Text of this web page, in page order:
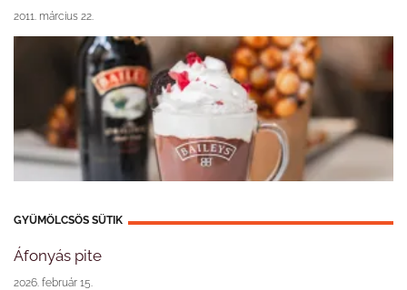
2011. március 22.
GYÜMÖLCSÖS SÜTIK
Áfonyás pite
2026. február 15.